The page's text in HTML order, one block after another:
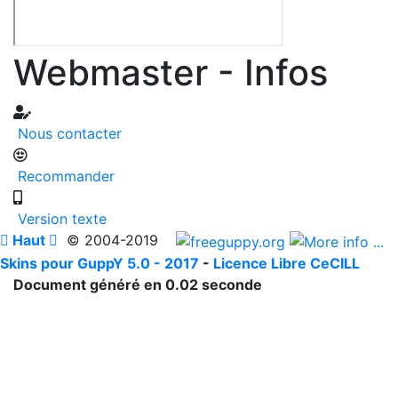
Webmaster - Infos
Nous contacter
Recommander
Version texte
 Haut  © 2004-2019
Skins pour GuppY 5.0 - 2017 - Licence Libre CeCILL
Document généré en 0.02 seconde